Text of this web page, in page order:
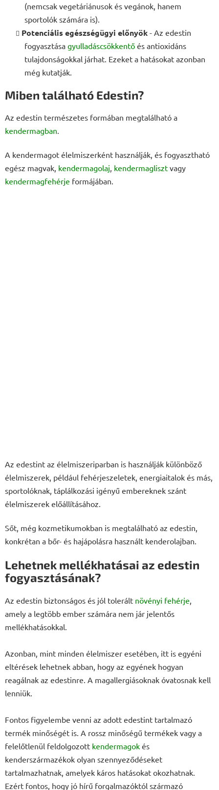
(nemcsak vegetáriánusok és vegánok, hanem
sportolók számára is).
Potenciális egészségügyi előnyök - Az edestin
fogyasztása gyulladáscsökkentő és antioxidáns
tulajdonságokkal járhat. Ezeket a hatásokat azonban
még kutatják.
Miben található Edestin?
Az edestin természetes formában megtalálható a
kendermagban.
A kendermagot élelmiszerként használják, és fogyasztható
egész magvak, kendermagolaj, kendermagliszt vagy
kendermagfehérje formájában.
Az edestint az élelmiszeriparban is használják különböző
élelmiszerek, például fehérjeszeletek, energiaitalok és más,
sportolóknak, táplálkozási igényű embereknek szánt
élelmiszerek előállításához.
Sőt, még kozmetikumokban is megtalálható az edestin,
konkrétan a bőr- és hajápolásra használt kenderolajban.
Lehetnek mellékhatásai az edestin
fogyasztásának?
Az edestin biztonságos és jól tolerált növényi fehérje,
amely a legtöbb ember számára nem jár jelentős
mellékhatásokkal.
Azonban, mint minden élelmiszer esetében, itt is egyéni
eltérések lehetnek abban, hogy az egyének hogyan
reagálnak az edestinre. A magallergiásoknak óvatosnak kell
lenniük.
Fontos figyelembe venni az adott edestint tartalmazó
termék minőségét is. A rossz minőségű termékek vagy a
felelőtlenül feldolgozott kendermagok és
kenderszármazékok olyan szennyeződéseket
tartalmazhatnak, amelyek káros hatásokat okozhatnak.
Ezért fontos, hogy jó hírű forgalmazóktól származó